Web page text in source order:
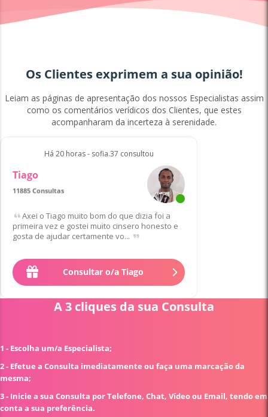
Os Clientes exprimem a sua opinião!
Leiam as páginas de apresentação dos nossos Especialistas assim
como os comentários verídicos dos Clientes, que estes
acompanharam da incerteza à serenidade.
Há 20 horas - sofia.37 consultou
Tiago
11885 Consultas
Axei o Tiago muito bom do que dizia foi a
primeira vez e gostei muito cinsero honesto e
gosta de ajudar certamente vo...
Consultar o/a Tiago
A 3 cliques da sua Consulta
1 - Escolha um/a Especialista;
2 - Efetue a Consulta imediatamente ou faça uma marcação da
mesma;
3 - Inicie a sua Consulta por Telefone, Chat, Vídeo ou Email, tendo em
conta a sua preferência.